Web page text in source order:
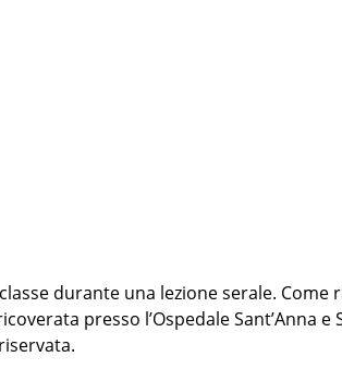
durante una lezione serale. Come
presso l’Ospedale Sant’Anna e